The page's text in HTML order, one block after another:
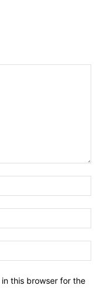
this browser for the